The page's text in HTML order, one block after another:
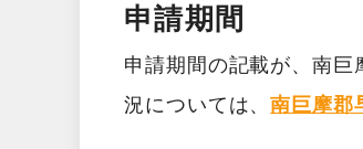
申請期間
申請期間の記載が、南
況については、南巨摩郡